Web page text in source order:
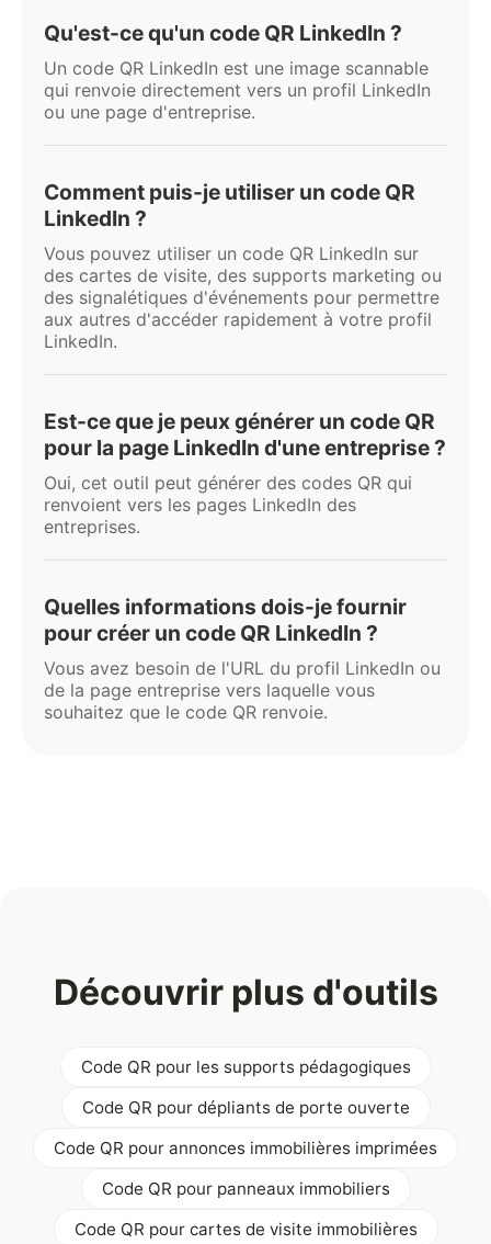
Qu'est-ce qu'un code QR LinkedIn ?
Un code QR LinkedIn est une image scannable
qui renvoie directement vers un profil LinkedIn
ou une page d'entreprise.
Comment puis-je utiliser un code QR
LinkedIn ?
Vous pouvez utiliser un code QR LinkedIn sur
des cartes de visite, des supports marketing ou
des signalétiques d'événements pour permettre
aux autres d'accéder rapidement à votre profil
LinkedIn.
Est-ce que je peux générer un code QR
pour la page LinkedIn d'une entreprise ?
Oui, cet outil peut générer des codes QR qui
renvoient vers les pages LinkedIn des
entreprises.
Quelles informations dois-je fournir
pour créer un code QR LinkedIn ?
Vous avez besoin de l'URL du profil LinkedIn ou
de la page entreprise vers laquelle vous
souhaitez que le code QR renvoie.
Découvrir plus d'outils
Code QR pour les supports pédagogiques
Code QR pour dépliants de porte ouverte
Code QR pour annonces immobilières imprimées
Code QR pour panneaux immobiliers
Code QR pour cartes de visite immobilières